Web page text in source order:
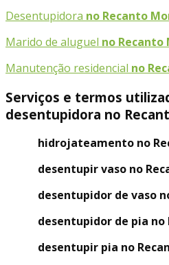
Desentupidora no Recanto
Marido de aluguel no
Manutenção residencial no
Serviços e termos
desentupidora no
hidrojateamento no
desentupir vaso no
desentupidor de vaso
desentupidor de pia
desentupir pia no